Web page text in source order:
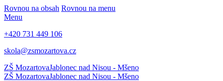
Rovnou na obsah Rovnou na menu
Menu
+420 731 449 106
skola@zsmozartova.cz
ZŠ MozartovaJablonec nad Nisou - Mšeno
ZŠ MozartovaJablonec nad Nisou - Mšeno